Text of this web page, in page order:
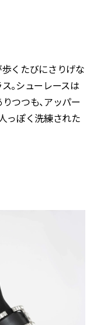
くたびにさりげな
。シューレースは
つつも、アッパー
っぽく洗練された